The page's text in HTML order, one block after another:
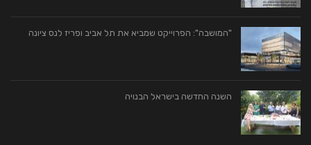
"המושבה": הפרוייקט שמביא את תל אביב ופריז לנס ציונה
השנה‭ ‬החדשה בישראל‭ ‬הבנויה